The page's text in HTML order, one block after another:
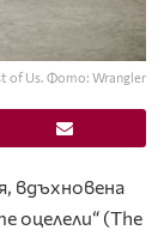
of Us. Фото: Wrangler
вдъхновена
оцелели“ (The